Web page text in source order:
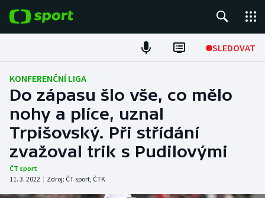
SLEDOVAT
Fotbal
Hokej
Tenis
Atletika
KONFERENČNÍ LIGA
Do zápasu šlo vše, co mělo
nohy a plíce, uznal
Trpišovský. Při střídání
zvažoval trik s Pudilovými
ČT sport
11. 3. 2022 | Zdroj: ČT sport, ČTK